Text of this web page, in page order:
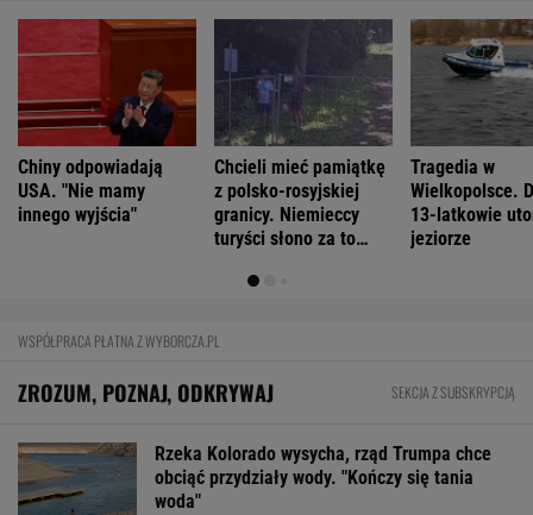
Chiny odpowiadają
USA. "Nie mamy
innego wyjścia"
Chcieli mieć pamiątkę
z polsko-rosyjskiej
granicy. Niemieccy
turyści słono za to
Tragedia w
Wielkopolsce.
13-latkowie
jeziorze
WSPÓŁPRACA PŁATNA Z WYBORCZA.PL
ZROZUM, POZNAJ, ODKRYWAJ SEKCJA Z SUBSKRYPCJĄ
Rzeka Kolorado wysycha, rząd Trumpa chce
obciąć przydziały wody. "Kończy się tania
woda"